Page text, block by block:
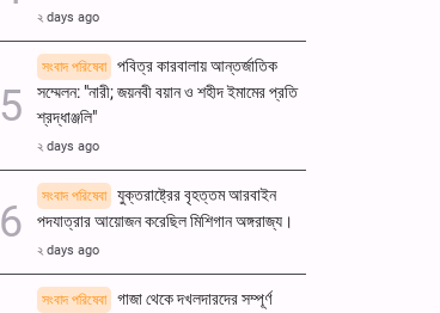
২ days ago
সংবাদ পরিষেবা
পবিত্র কারবালায় আন্তর্জাতিক
সম্মেলন: "নারী; জয়নবী বয়ান ও শহীদ ইমামের প্রতি
শ্রদ্ধাঞ্জলি"
২ days ago
সংবাদ পরিষেবা
যুক্তরাষ্ট্রের বৃহত্তম আরবাইন
পদযাত্রার আয়োজন করেছিল মিশিগান অঙ্গরাজ্য।
২ days ago
সংবাদ পরিষেবা
গাজা থেকে দখলদারদের সম্পূর্ণ